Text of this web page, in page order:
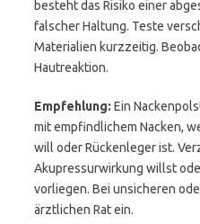
besteht das Risiko einer
falscher Haltung. Teste
Materialien kurzzeitig.
Hautreaktion.
Empfehlung: Ein
mit empfindlichem Nacken,
will oder Rückenleger ist.
Akupressurwirkung willst
vorliegen. Bei unsicheren
ärztlichen Rat ein.